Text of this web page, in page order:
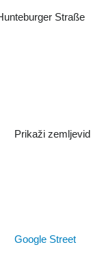
Straße
Prikaži zemljevid
Google Street